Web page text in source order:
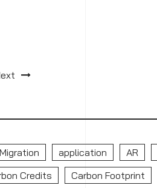
application AR
Credits Carbon Footprint